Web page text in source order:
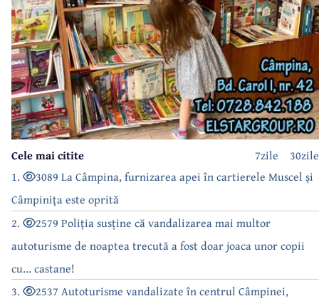
30zile
7zile
Cele mai citite
1.
3089 La Câmpina, furnizarea apei în cartierele Muscel și
Câmpinița este oprită
2.
2579 Poliția susține că vandalizarea mai multor
autoturisme de noaptea trecută a fost doar joaca unor copii
cu... castane!
3.
2537 Autoturisme vandalizate în centrul Câmpinei,